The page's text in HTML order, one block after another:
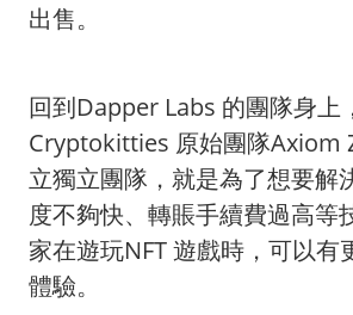
出售。
回到Dapper Labs 的團隊身上
Cryptokitties 原始團隊Axiom
立獨立團隊，就是為了想要解
度不夠快、轉賬手續費過高等
家在遊玩NFT 遊戲時，可以有
體驗。